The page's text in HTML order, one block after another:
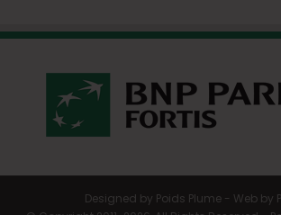
Designed by Poids Plume - Web by